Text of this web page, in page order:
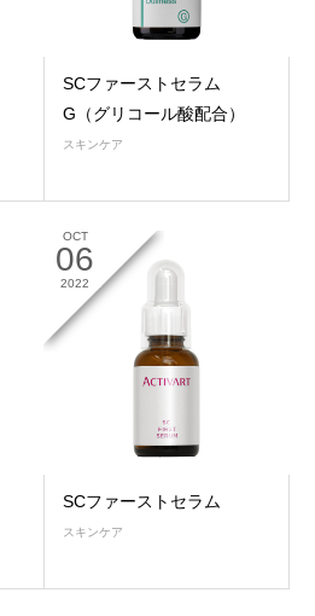
SCファーストセラム
G（グリコール酸配合）
スキンケア
OCT
06
2022
SCファーストセラム
スキンケア